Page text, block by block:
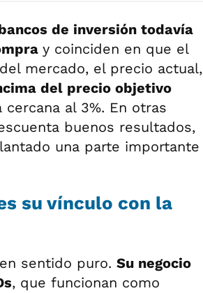
de inversión todavía
y coinciden en que el
mercado, el precio actual,
del precio objetivo
cercana al 3%. En otras
buenos resultados,
una parte importante
su vínculo con la
sentido puro. Su negocio
, que funcionan como